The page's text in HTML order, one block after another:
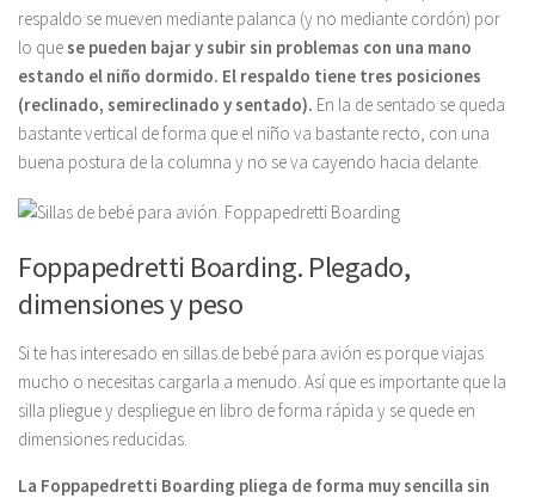
respaldo se mueven mediante palanca (y no mediante cordón) por
lo quese pueden bajar y subir sin problemas con una mano
estando el niño dormido. El respaldo tiene tres posiciones
(reclinado, semireclinado y sentado). En la de sentado se queda
bastante vertical de forma que el niño va bastante recto, con una
buena postura de la columna y no se va cayendo hacia delante.
Foppapedretti Boarding. Plegado,
dimensiones y peso
Si te has interesado en sillas de bebé para avión es porque viajas
mucho o necesitas cargarla a menudo. Así que es importante que la
silla pliegue y despliegue en libro de forma rápida y se quede en
dimensiones reducidas.
La Foppapedretti Boarding pliega de forma muy sencilla sin